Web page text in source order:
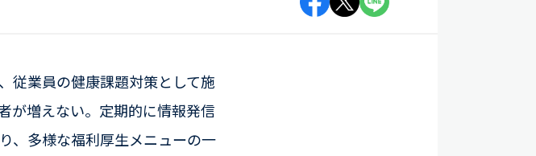
従業員の健康課題対策として施
が増えない。定期的に情報発信
、多様な福利厚生メニューの一